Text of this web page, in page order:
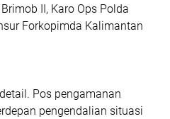
II, Karo Ops Polda
Forkopimda Kalimantan
Pos pengamanan
pengendalian situasi